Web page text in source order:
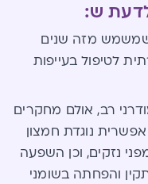
ש:
שמשמש מזה שנים
לטיפול בעייפות
רב, אולם מחקרים
נוגדת חמצון
נזקים, וכן השפעה
והפחתה בשומני